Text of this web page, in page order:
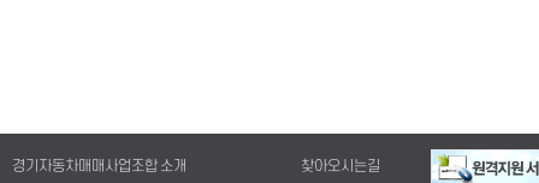
경기자동차매매사업조합 소개 찾아오시는길